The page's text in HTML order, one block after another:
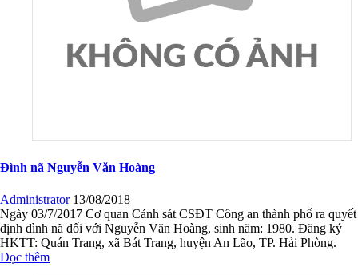
Đình nã Nguyễn Văn Hoàng
Administrator 13/08/2018
Ngày 03/7/2017 Cơ quan Cảnh sát CSĐT Công an thành phố ra quyết
định đình nã đối với Nguyễn Văn Hoàng, sinh năm: 1980. Đăng ký
HKTT: Quán Trang, xã Bát Trang, huyện An Lão, TP. Hải Phòng.
Đọc thêm